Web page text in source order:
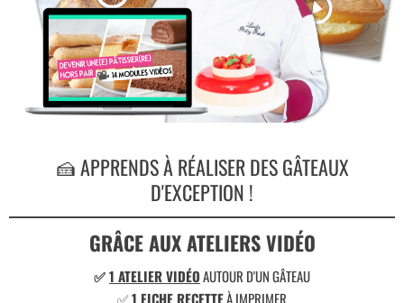
🍰 APPRENDS À RÉALISER DES GÂTEAUX
D'EXCEPTION !
GRÂCE AUX ATELIERS VIDÉO
✅1 ATELIER VIDÉOAUTOUR D'UN GÂTEAU
✅1 FICHE RECETTEÀ IMPRIMER